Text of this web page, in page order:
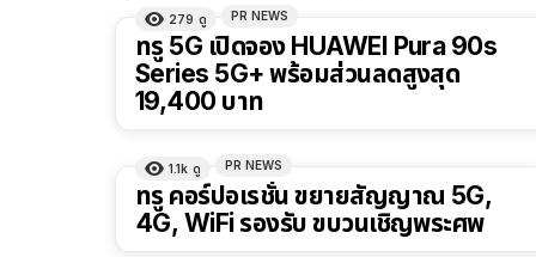
279 ดู PR NEWS
ทรู 5G เปิดจอง HUAWEI Pura 90s
Series 5G+ พร้อมส่วนลดสูงสุด
19,400 บาท
1.1k ดู PR NEWS
ทรู คอร์ปอเรชั่น ขยายสัญญาณ 5G,
4G, WiFi รองรับ ขบวนเชิญพระศพ